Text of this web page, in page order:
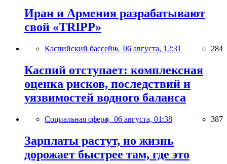
Иран и Армения разрабатывают
свой «TRIPP»
Каспийский бассейн, 06 августа, 12:31 284
Каспий отступает: комплексная
оценка рисков, последствий и
уязвимостей водного баланса
Социальная сфера, 06 августа, 01:38 387
Зарплаты растут, но жизнь
дорожает быстрее там, где это